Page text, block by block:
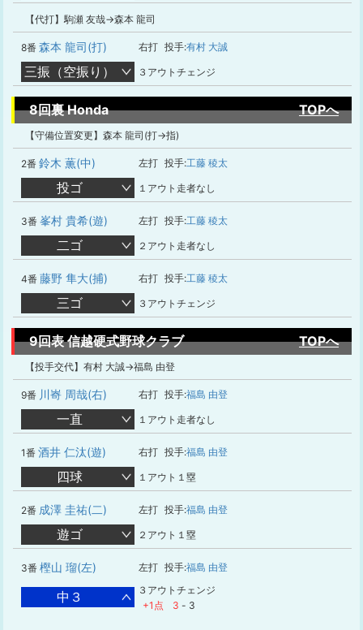
【代打】駒瀬 友哉→森本 龍司
8番 森本 龍司(打) 右打 投手:有村 大誠
三振（空振り） ３アウトチェンジ
8回裏 Honda TOPへ
【守備位置変更】森本 龍司(打→指)
2番 鈴木 薫(中) 左打 投手:工藤 稜太
投ゴ １アウト走者なし
3番 峯村 貴希(遊) 左打 投手:工藤 稜太
二ゴ ２アウト走者なし
4番 藤野 隼大(捕) 右打 投手:工藤 稜太
三ゴ ３アウトチェンジ
9回表 信越硬式野球クラブ TOPへ
【投手交代】有村 大誠→福島 由登
9番 川㟢 周哉(右) 右打 投手:福島 由登
一直 １アウト走者なし
1番 酒井 仁汰(遊) 右打 投手:福島 由登
四球 １アウト１塁
2番 成澤 圭祐(二) 左打 投手:福島 由登
遊ゴ ２アウト１塁
3番 樫山 瑠(左) 左打 投手:福島 由登
中３
３アウトチェンジ
+1点
3 - 3